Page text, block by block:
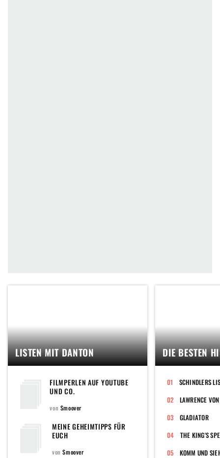
LISTEN MIT DANTON
FILMPERLEN AUF YOUTUBE
UND CO.
von Smoover
MEINE GEHEIMTIPPS FÜR
EUCH
vonSmoover
DIE BESTEN
SCHINDLERS
LAWRENCE
GLADIATOR
KOMM UND